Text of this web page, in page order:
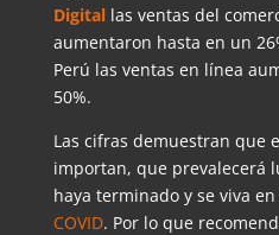
Digital las ventas del
aumentaron hasta en un
Perú las ventas en línea
50%.
Las cifras demuestran que
importan, que prevalecerá
haya terminado y se viva
COVID. Por lo que